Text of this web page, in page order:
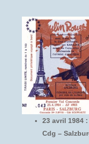
23 avril 1984
Cdg –